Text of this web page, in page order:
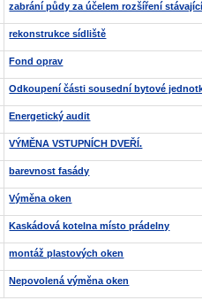
zabrání půdy za účelem rozšíření
rekonstrukce sídliště
Fond oprav
Odkoupení části sousední bytové
Energetický audit
VÝMĚNA VSTUPNÍCH DVEŘÍ.
barevnost fasády
Výměna oken
Kaskádová kotelna místo prádelny
montáž plastových oken
Nepovolená výměna oken